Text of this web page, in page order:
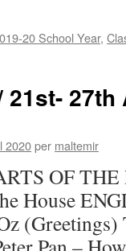
20 School Year,
21st-
2020per maltemir
OF
House
(Greetings)